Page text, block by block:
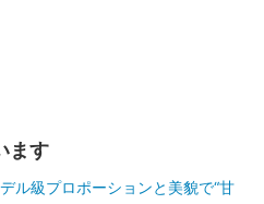
ます
ル級プロポーションと美貌で“甘